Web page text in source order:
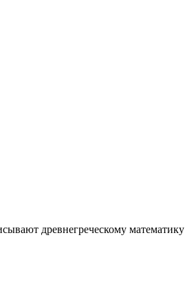
древнегреческому